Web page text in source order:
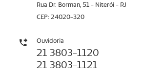
Rua Dr. Borman, 51 - Niterói - RJ
CEP: 24020-320
Ouvidoria
21 3803-1120
21 3803-1121